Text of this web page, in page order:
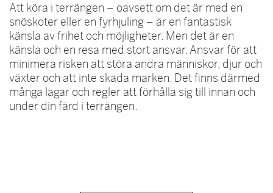
Att köra i terrängen – oavsett om det är med en
snöskoter eller en fyrhjuling – är en fantastisk
känsla av frihet och möjligheter. Men det är en
känsla och en resa med stort ansvar. Ansvar för att
minimera risken att störa andra människor, djur och
växter och att inte skada marken. Det finns därmed
många lagar och regler att förhålla sig till innan och
under din färd i terrängen.